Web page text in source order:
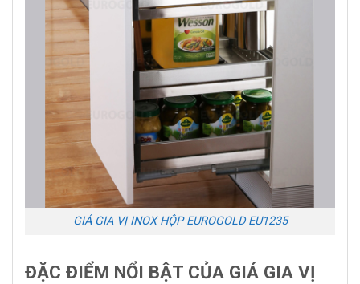
GIÁ GIA VỊ INOX HỘP EUROGOLD EU1235
ĐẶC ĐIỂM NỔI BẬT CỦA GIÁ GIA VỊ